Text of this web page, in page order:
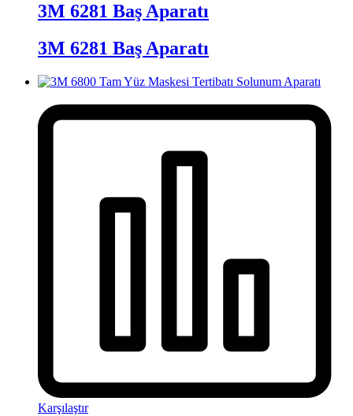
3M 6281 Baş Aparatı
3M 6281 Baş Aparatı
Karşılaştır